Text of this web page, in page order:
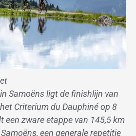
Samoëns ligt de finishlijn van
Criterium du Dauphiné op 8
een zware etappe van 145,5 km
een generale repetitie